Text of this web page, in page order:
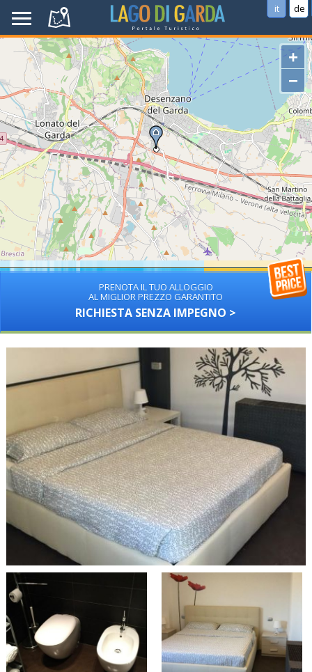
it de
+
−
PRENOTA IL TUO ALLOGGIO
AL MIGLIOR PREZZO GARANTITO
RICHIESTA SENZA IMPEGNO >